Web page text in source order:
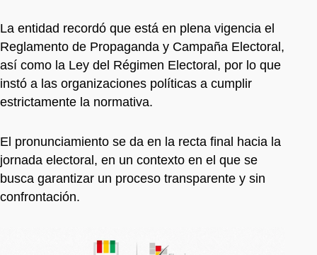
La entidad recordó que está en plena vigencia el
Reglamento de Propaganda y Campaña Electoral,
así como la Ley del Régimen Electoral, por lo que
instó a las organizaciones políticas a cumplir
estrictamente la normativa.
El pronunciamiento se da en la recta final hacia la
jornada electoral, en un contexto en el que se
busca garantizar un proceso transparente y sin
confrontación.